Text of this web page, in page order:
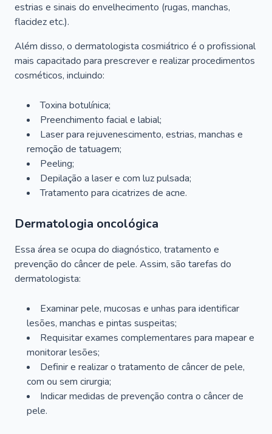
estrias e sinais do envelhecimento (rugas, manchas,
flacidez etc.).
Além disso, o dermatologista cosmiátrico é o profissional
mais capacitado para prescrever e realizar procedimentos
cosméticos, incluindo:
Toxina botulínica;
Preenchimento facial e labial;
Laser para rejuvenescimento, estrias, manchas e
remoção de tatuagem;
Peeling;
Depilação a laser e com luz pulsada;
Tratamento para cicatrizes de acne.
Dermatologia oncológica
Essa área se ocupa do diagnóstico, tratamento e
prevenção do câncer de pele. Assim, são tarefas do
dermatologista:
Examinar pele, mucosas e unhas para identificar
lesões, manchas e pintas suspeitas;
Requisitar exames complementares para mapear e
monitorar lesões;
Definir e realizar o tratamento de câncer de pele,
com ou sem cirurgia;
Indicar medidas de prevenção contra o câncer de
pele.